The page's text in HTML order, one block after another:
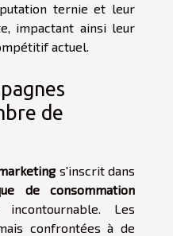
ternie et leur
impactant ainsi leur
actuel.
de
s'inscrit dans
de consommation
Les
confrontées à de